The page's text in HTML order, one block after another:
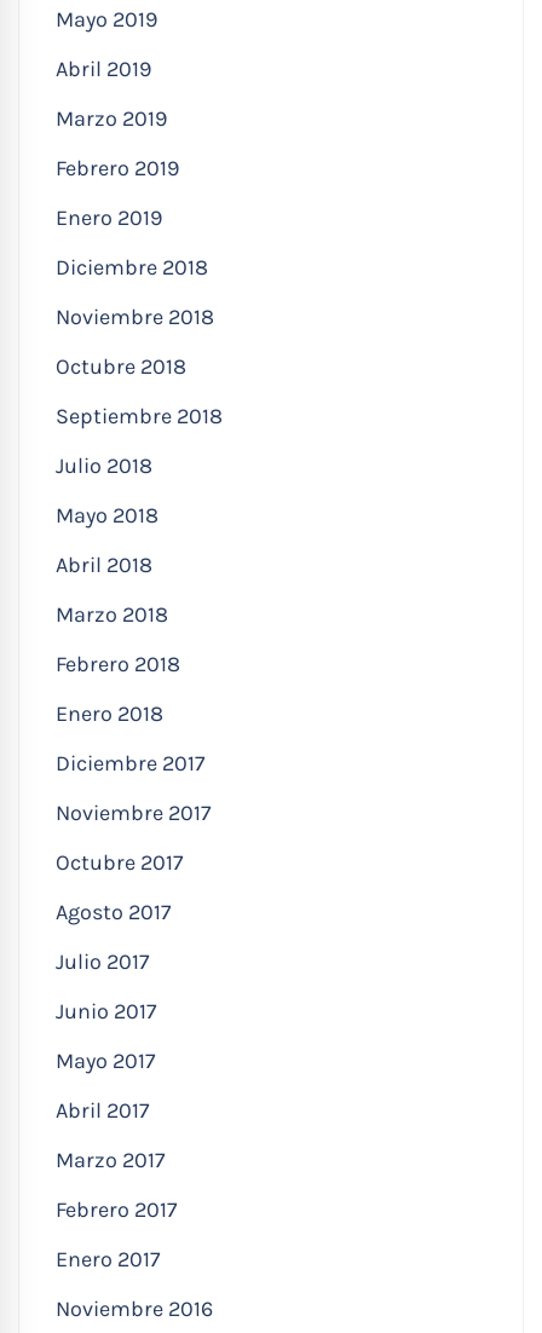
Mayo 2019
Abril 2019
Marzo 2019
Febrero 2019
Enero 2019
Diciembre 2018
Noviembre 2018
Octubre 2018
Septiembre 2018
Julio 2018
Mayo 2018
Abril 2018
Marzo 2018
Febrero 2018
Enero 2018
Diciembre 2017
Noviembre 2017
Octubre 2017
Agosto 2017
Julio 2017
Junio 2017
Mayo 2017
Abril 2017
Marzo 2017
Febrero 2017
Enero 2017
Noviembre 2016